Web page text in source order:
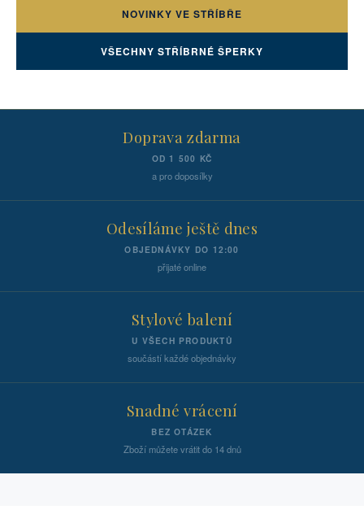
NOVINKY VE STŘÍBŘE
VŠECHNY STŘÍBRNÉ ŠPERKY
Doprava zdarma
OD 1 500 KČ
a pro doposílky
Odesíláme ještě dnes
OBJEDNÁVKY DO 12:00
přijaté online
Stylové balení
U VŠECH PRODUKTŮ
součástí každé objednávky
Snadné vrácení
BEZ OTÁZEK
Zboží můžete vrátit do 14 dnů